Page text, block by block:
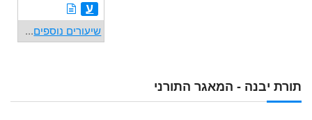
תורת יבנה - המאגר התורני
ע
שיעורים נוספים...